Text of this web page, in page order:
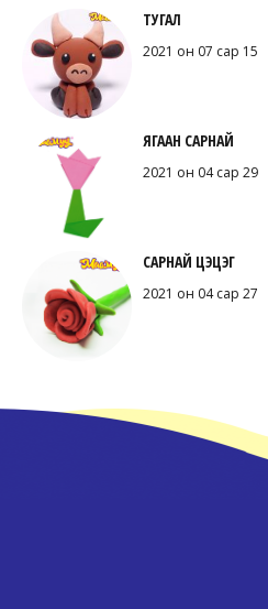
ТУГАЛ
2021 он 07 сар 15
ЯГААН САРНАЙ
2021 он 04 сар 29
САРНАЙ ЦЭЦЭГ
2021 он 04 сар 27